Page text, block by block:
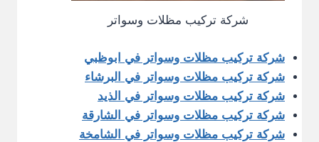
شركة تركيب مظلات وسواتر
شركة تركيب مظلات وسواتر في ابوظبي
شركة تركيب مظلات وسواتر في البرشاء
شركة تركيب مظلات وسواتر في الذيد
شركة تركيب مظلات وسواتر في الشارقة
شركة تركيب مظلات وسواتر في الشامخة